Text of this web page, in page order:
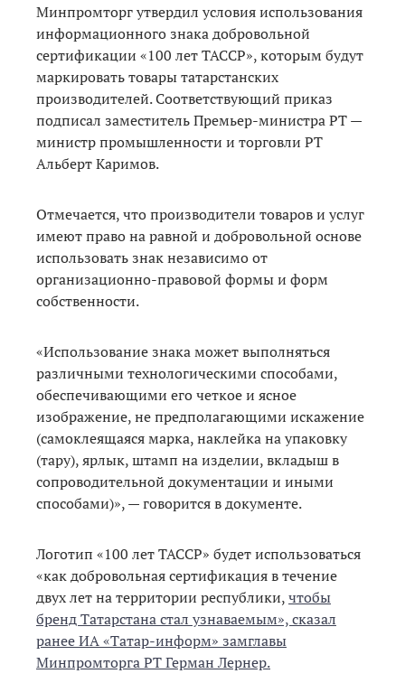
Минпромторг утвердил условия использования
информационного знака добровольной
сертификации «100 лет ТАССР», которым будут
маркировать товары татарстанских
производителей. Соответствующий приказ
подписал заместитель Премьер-министра РТ —
министр промышленности и торговли РТ
Альберт Каримов.
Отмечается, что производители товаров и услуг
имеют право на равной и добровольной основе
использовать знак независимо от
организационно-правовой формы и форм
собственности.
«Использование знака может выполняться
различными технологическими способами,
обеспечивающими его четкое и ясное
изображение, не предполагающими искажение
(самоклеящаяся марка, наклейка на упаковку
(тару), ярлык, штамп на изделии, вкладыш в
сопроводительной документации и иными
способами)», — говорится в документе.
Логотип «100 лет ТАССР» будет использоваться
«как добровольная сертификация в течение
двух лет на территории республики,чтобы
бренд Татарстана стал узнаваемым», сказал
ранее ИА «Татар-информ» замглавы
Минпромторга РТ Герман Лернер.